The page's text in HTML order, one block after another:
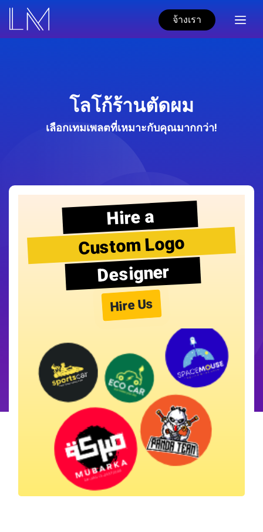
จ้างเรา
โลโก้ร้านตัดผม
เลือกเทมเพลตที่เหมาะกับคุณมากกว่า!
Hire a
Custom Logo
Designer
Hire Us